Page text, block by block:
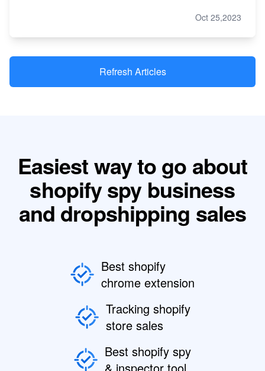
Oct 25,2023
Refresh Articles
Easiest way to go about
shopify spy business
and dropshipping sales
Best shopify
chrome extension
Tracking shopify
store sales
Best shopify spy